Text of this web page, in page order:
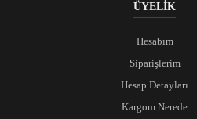
ÜYELİK
Hesabım
Siparişlerim
Hesap Detayları
Kargom Nerede